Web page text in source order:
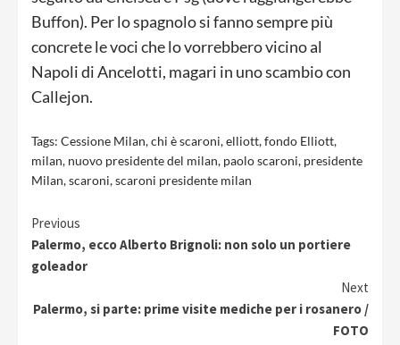
Buffon). Per lo spagnolo si fanno sempre più
concrete le voci che lo vorrebbero vicino al
Napoli di Ancelotti, magari in uno scambio con
Callejon.
Tags: Cessione Milan,chi è scaroni,elliott,fondo Elliott,
milan, nuovo presidente del milan, paolo scaroni, presidente
Milan,scaroni,scaroni presidente milan
Continue
Reading
Previous
Palermo, ecco Alberto Brignoli: non solo un portiere
goleador
Next
Palermo, si parte: prime visite mediche per i rosanero /
FOTO